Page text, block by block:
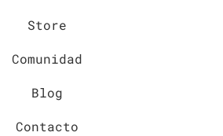
Store
Comunidad
Blog
Contacto